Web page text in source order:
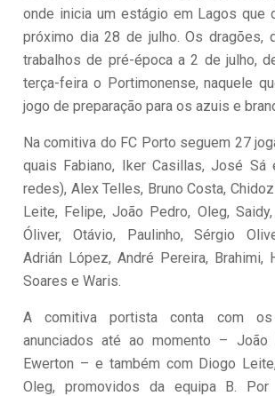
onde inicia um estágio em Lagos que
próximo dia 28 de julho. Os dragões,
trabalhos de pré-época a 2 de julho,
terça-feira o Portimonense, naquele
jogo de preparação para os azuis e
Na comitiva do FC Porto seguem 27
quais Fabiano, Iker Casillas, José Sá
redes), Alex Telles, Bruno Costa,
Leite, Felipe, João Pedro, Oleg,
Óliver, Otávio, Paulinho, Sérgio
Adrián López, André Pereira, Brahimi,
Soares e Waris.
A comitiva portista conta com
anunciados até ao momento – João
Ewerton – e também com Diogo
Oleg, promovidos da equipa B.